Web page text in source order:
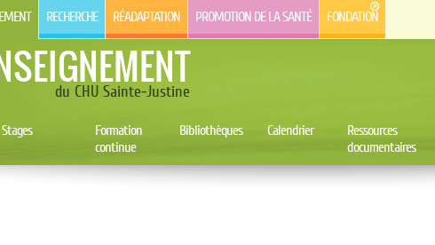
RECHERCHE RÉADAPTATION PROMOTION DE LA SANTÉ FONDATION
du CHU Sainte-Justine
Stages
Formation
continue
Bibliothèques Calendrier
Ressources
documentaires